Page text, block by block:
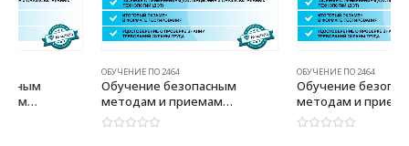
Обучение безопасным
методам и приемам
выполнения работ при
воздействии вредных и (или)
Обучение безопасным
методам и приемам
выполнения работ
повышенной опасности, к